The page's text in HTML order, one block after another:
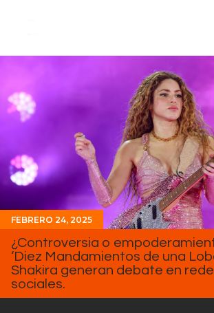
Inicio Real FM
Streaming
En Vivo
Descarga La APP
Programas
Noticias
Equipo
Sobre Nosotros
Contactos
FEBRERO 24, 2025
¿Controversia o
‘Diez Mandamientos de una
Shakira generan debate en
sociales.